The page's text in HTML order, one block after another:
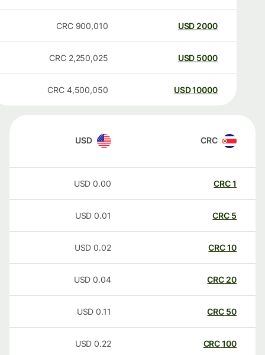
2000
USD
900,010
CRC
5000
USD
2,250,025
CRC
10000
USD
4,500,050
CRC
CRC
USD
CRC
0.00
USD
CRC
0.01
USD
CRC
0.02
USD
20
CRC
0.04
USD
50
CRC
0.11
USD
100
CRC
0.22
USD